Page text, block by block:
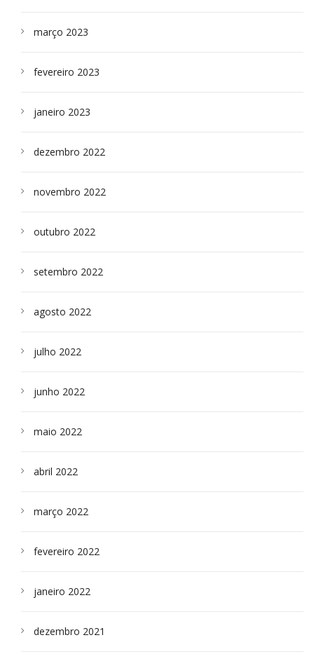
março 2023
fevereiro 2023
janeiro 2023
dezembro 2022
novembro 2022
outubro 2022
setembro 2022
agosto 2022
julho 2022
junho 2022
maio 2022
abril 2022
março 2022
fevereiro 2022
janeiro 2022
dezembro 2021